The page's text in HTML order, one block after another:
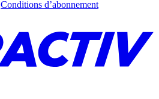
Conditions d’abonnement